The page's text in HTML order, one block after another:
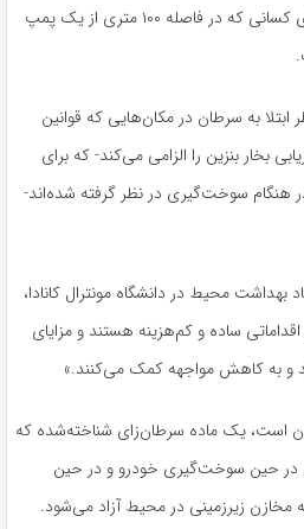
محققان دریافتند که این خطر برای کسانی که در فاصله ۱۰۰ متری از یک پمپ
به سرطان در مکان‌هایی که قوانین
بخار بنزین را الزامی می‌کند- که برای
هنگام سوخت‌گیری در نظر گرفته شده‌اند-
بهداشت محیط در دانشگاه مونترال کانادا،
ساده و کم‌هزینه هستند و مزایای
و به کاهش مواجهه کمک می‌کنند.»
است، یک ماده سرطان‌زای شناخته‌شده که
در حین سوخت‌گیری خودرو و در حین
مخازن زیرزمینی در محیط آزاد می‌شود.